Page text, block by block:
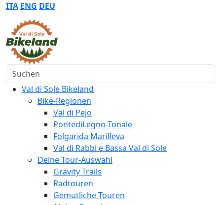
ITA ENG DEU
Suchen
Val di Sole Bikeland
Bike-Regionen
Val di Pejo
PontediLegno-Tonale
Folgarida Marilleva
Val di Rabbi e Bassa Val di Sole
Deine Tour-Auswahl
Gravity Trails
Radtouren
Gemutliche Touren